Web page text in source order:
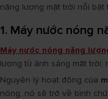
năng lượng mặt trời nổi bật
1. Máy nước nóng
Máy nước nóng năng
lượng từ ánh sáng mặt
Nguyên lý hoạt động của
nóng, nó sẽ trở về bình